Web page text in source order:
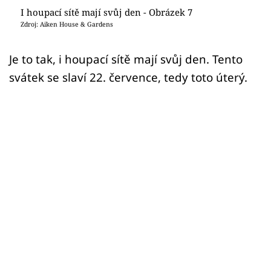
I houpací sítě mají svůj den - Obrázek 7
Zdroj: Aiken House & Gardens
Je to tak, i houpací sítě mají svůj den. Tento
svátek se slaví 22. července, tedy toto úterý.